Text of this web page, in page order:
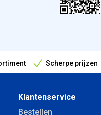
Scherpe prijzen
Klantenservice
Bestellen